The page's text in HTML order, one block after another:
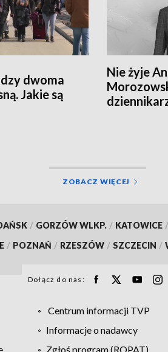
dwoma
Jakie są
Nie żyje
ZOBACZ WIĘCEJ
/ GORZÓW WLKP. / KATOWICE /
/ POZNAŃ / RZESZÓW / SZCZECIN /
Dołącz do nas:
Centrum informacji TVP
Informacje o nadawcy
Zgłoś program (ROPAT)